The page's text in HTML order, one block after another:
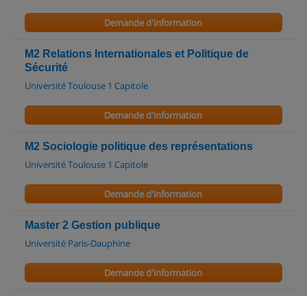
Demande d'information
M2 Relations Internationales et Politique de
Sécurité
Université Toulouse 1 Capitole
Demande d'information
M2 Sociologie politique des représentations
Université Toulouse 1 Capitole
Demande d'information
Master 2 Gestion publique
Université Paris-Dauphine
Demande d'information